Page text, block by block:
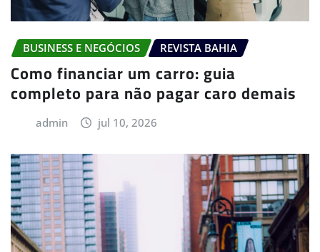
BUSINESS E NEGÓCIOS REVISTA BAHIA
Como financiar um carro: guia
completo para não pagar caro demais
admin jul 10, 2026